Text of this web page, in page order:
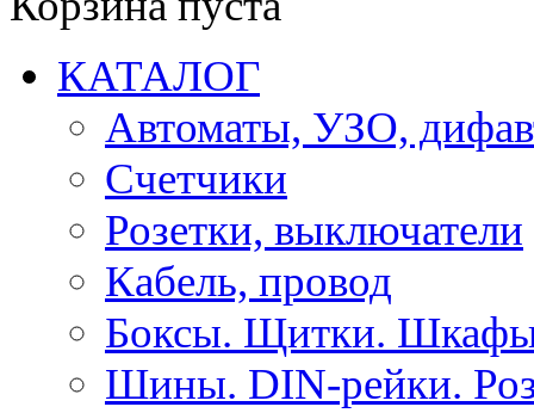
КАТАЛОГ
Автоматы, УЗО,
Счетчики
Розетки, выключатели
Кабель, провод
Боксы. Щитки.
Шины. DIN-рейки.